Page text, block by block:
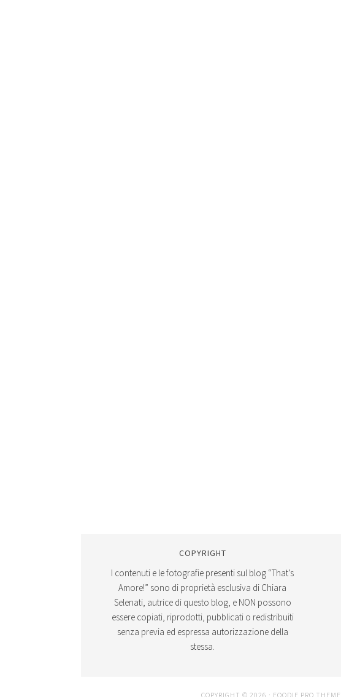
COPYRIGHT
I contenuti e le fotografie presenti sul blog “That’s
Amore!” sono di proprietà esclusiva di Chiara
Selenati, autrice di questo blog, e NON possono
essere copiati, riprodotti, pubblicati o redistribuiti
senza previa ed espressa autorizzazione della
stessa.
COPYRIGHT © 2026 · FOODIE PRO THEME